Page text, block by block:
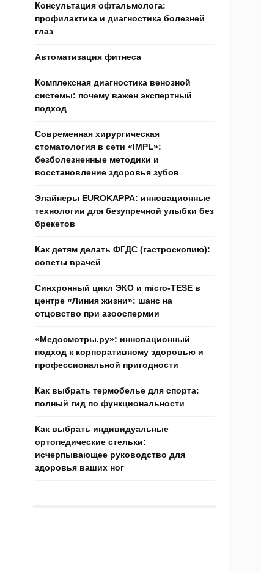
Консультация офтальмолога:
профилактика и диагностика болезней
глаз
Автоматизация фитнеса
Комплексная диагностика венозной
системы: почему важен экспертный
подход
Современная хирургическая
стоматология в сети «IMPL»:
безболезненные методики и
восстановление здоровья зубов
Элайнеры EUROKAPPA: инновационные
технологии для безупречной улыбки без
брекетов
Как детям делать ФГДС (гастроскопию):
советы врачей
Синхронный цикл ЭКО и micro-TESE в
центре «Линия жизни»: шанс на
отцовство при азооспермии
«Медосмотры.ру»: инновационный
подход к корпоративному здоровью и
профессиональной пригодности
Как выбрать термобелье для спорта:
полный гид по функциональности
Как выбрать индивидуальные
ортопедические стельки:
исчерпывающее руководство для
здоровья ваших ног